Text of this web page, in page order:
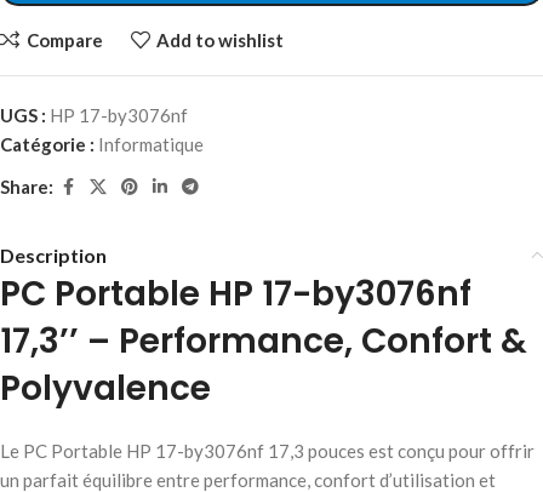
Compare Add to wishlist
UGS : HP 17-by3076nf
Catégorie : Informatique
Share:
Description
PC Portable HP 17-by3076nf
17,3’’ – Performance, Confort &
Polyvalence
Le PC Portable HP 17-by3076nf 17,3 pouces est conçu pour offrir
un parfait équilibre entre performance, confort d’utilisation et